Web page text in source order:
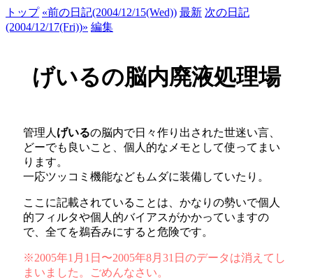
トップ «前の日記(2004/12/15(Wed)) 最新 次の日記
(2004/12/17(Fri))» 編集
げいるの脳内廃液処理場
管理人 げいるの脳内で日々作り出された世迷い言、
どーでも良いこと、個人的なメモとして使ってまい
ります。
一応ツッコミ機能などもムダに装備していたり。
ここに記載されていることは、かなりの勢いで個人
的フィルタや個人的バイアスがかかっていますの
で、全てを鵜呑みにすると危険です。
※2005年1月1日〜2005年8月31日のデータは消えてし
まいました。ごめんなさい。